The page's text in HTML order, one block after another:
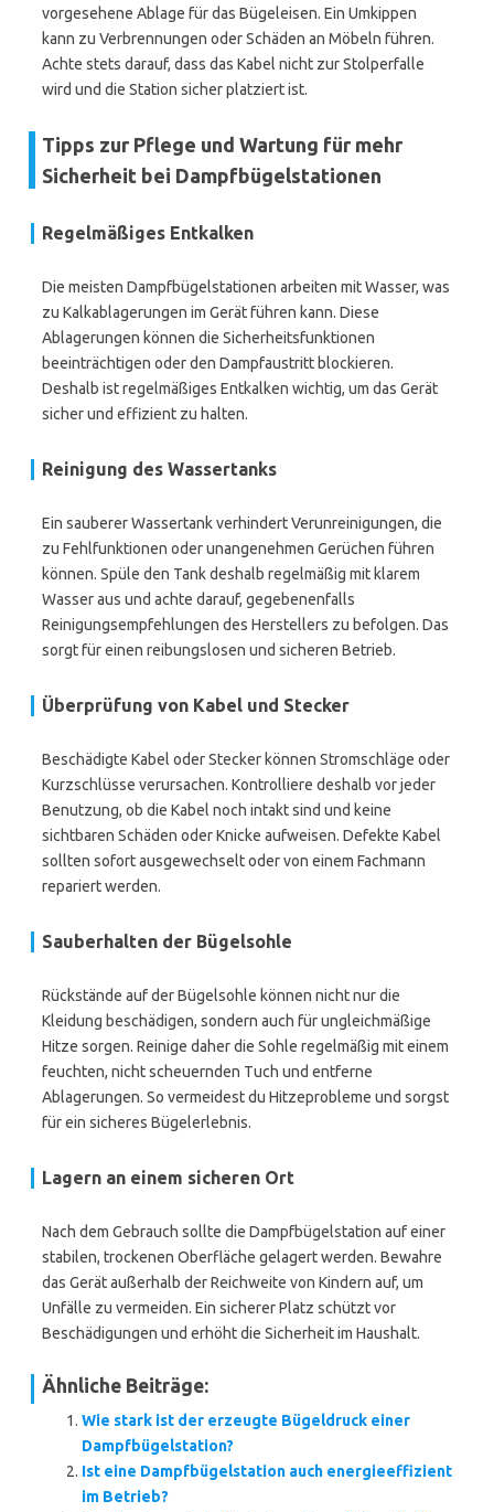
vorgesehene Ablage für das Bügeleisen. Ein Umkippen
kann zu Verbrennungen oder Schäden an Möbeln führen.
Achte stets darauf, dass das Kabel nicht zur Stolperfalle
wird und die Station sicher platziert ist.
Tipps zur Pflege und Wartung für mehr
Sicherheit bei Dampfbügelstationen
Regelmäßiges Entkalken
Die meisten Dampfbügelstationen arbeiten mit Wasser, was
zu Kalkablagerungen im Gerät führen kann. Diese
Ablagerungen können die Sicherheitsfunktionen
beeinträchtigen oder den Dampfaustritt blockieren.
Deshalb ist regelmäßiges Entkalken wichtig, um das Gerät
sicher und effizient zu halten.
Reinigung des Wassertanks
Ein sauberer Wassertank verhindert Verunreinigungen, die
zu Fehlfunktionen oder unangenehmen Gerüchen führen
können. Spüle den Tank deshalb regelmäßig mit klarem
Wasser aus und achte darauf, gegebenenfalls
Reinigungsempfehlungen des Herstellers zu befolgen. Das
sorgt für einen reibungslosen und sicheren Betrieb.
Überprüfung von Kabel und Stecker
Beschädigte Kabel oder Stecker können Stromschläge oder
Kurzschlüsse verursachen. Kontrolliere deshalb vor jeder
Benutzung, ob die Kabel noch intakt sind und keine
sichtbaren Schäden oder Knicke aufweisen. Defekte Kabel
sollten sofort ausgewechselt oder von einem Fachmann
repariert werden.
Sauberhalten der Bügelsohle
Rückstände auf der Bügelsohle können nicht nur die
Kleidung beschädigen, sondern auch für ungleichmäßige
Hitze sorgen. Reinige daher die Sohle regelmäßig mit einem
feuchten, nicht scheuernden Tuch und entferne
Ablagerungen. So vermeidest du Hitzeprobleme und sorgst
für ein sicheres Bügelerlebnis.
Lagern an einem sicheren Ort
Nach dem Gebrauch sollte die Dampfbügelstation auf einer
stabilen, trockenen Oberfläche gelagert werden. Bewahre
das Gerät außerhalb der Reichweite von Kindern auf, um
Unfälle zu vermeiden. Ein sicherer Platz schützt vor
Beschädigungen und erhöht die Sicherheit im Haushalt.
Ähnliche Beiträge:
Wie stark ist der erzeugte Bügeldruck einer
Dampfbügelstation?
Ist eine Dampfbügelstation auch energieeffizient
im Betrieb?